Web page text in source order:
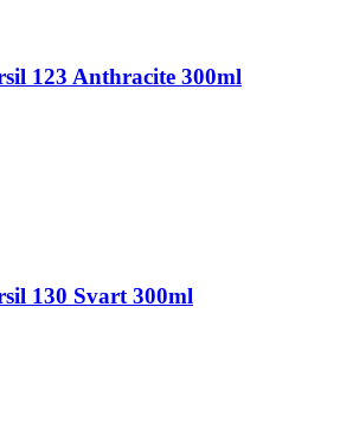
123 Anthracite 300ml
130 Svart 300ml